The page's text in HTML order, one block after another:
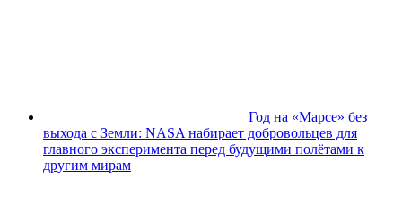
Год на «Марсе» без
выхода с Земли: NASA набирает добровольцев для
главного эксперимента перед будущими полётами к
другим мирам